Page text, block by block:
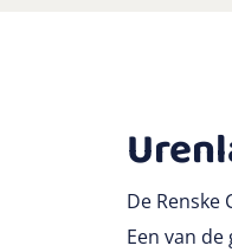
De Renske
Een van